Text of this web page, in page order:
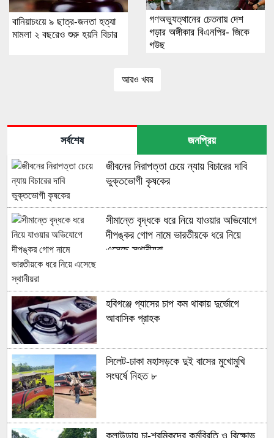
বানিয়াচংয়ে ৯ ছাত্র-জনতা হত্যা
মামলা ২ বছরেও শুরু হয়নি বিচার
গণঅভ্যুত্থানের চেতনায় দেশ
গড়ার অঙ্গীকার বিএনপির- জিকে
গউছ
আরও খবর
সর্বশেষ জনপ্রিয়
জীবনের নিরাপত্তা চেয়ে ন্যায় বিচারের দাবি
ভুক্তভোগী কৃষকের
সীমান্তে বৃদ্ধকে ধরে নিয়ে যাওয়ার অভিযোগে
দীপঙ্কর গোপ নামে ভারতীয়কে ধরে নিয়ে
এসেছে স্থানীয়রা
হবিগঞ্জে গ্যাসের চাপ কম থাকায় দুর্ভোগে
আবাসিক গ্রাহক
‎সিলেট-ঢাকা মহাসড়কে দুই বাসের মুখোমুখি
সংঘর্ষে নিহত ৮
কুলাউড়ায় চা-শ্রমিকদের কর্মবিরতি ও বিক্ষোভ